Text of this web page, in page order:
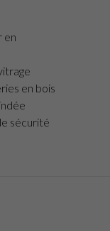
en
en bois
sécurité